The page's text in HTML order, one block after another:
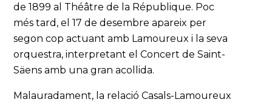
de 1899 al Théâtre de la République. Poc
més tard, el 17 de desembre apareix per
segon cop actuant amb Lamoureux i la seva
orquestra, interpretant el Concert de Saint-
Säens amb una gran acollida.
Malauradament, la relació Casals-Lamoureux